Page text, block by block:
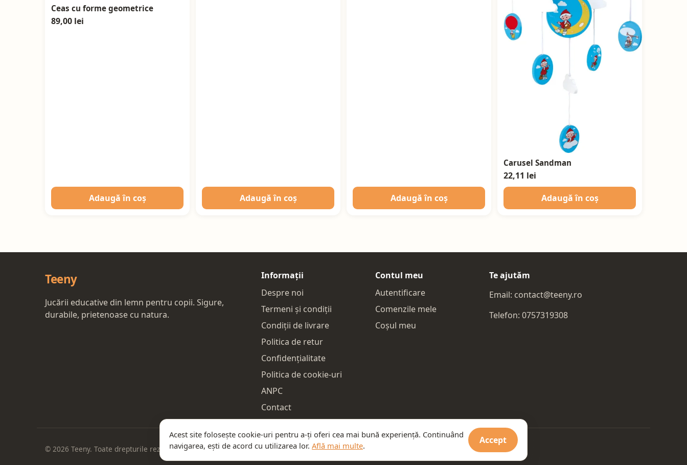
Ceas cu forme geometrice
89,00 lei
Adaugă în coș Adaugă în coș Adaugă în coș
Carusel Sandman
22,11 lei
Adaugă în coș
Teeny
Jucării educative din lemn pentru copii. Sigure,
durabile, prietenoase cu natura.
Informații
Despre noi
Termeni și condiții
Condiții de livrare
Politica de retur
Confidențialitate
Politica de cookie-uri
ANPC
Contact
Contul meu
Autentificare
Comenzile mele
Coșul meu
Te ajutăm
Email: contact@teeny.ro
Telefon:0757319308
© 2026 Teeny. Toate drepturile rezervate.
Acest site folosește cookie-uri pentru a-ți oferi cea mai bună experiență. Continuând
navigarea, ești de acord cu utilizarea lor. Află mai multe. Accept